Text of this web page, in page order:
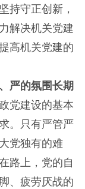
持守正创新，
解决机关党建
高机关党建的
严的氛围长期
党建设的基本
。只有严管严
党独有的难
路上，党的自
、疲劳厌战的